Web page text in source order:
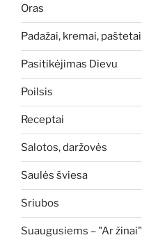
Oras
Padažai, kremai, paštetai
Pasitikėjimas Dievu
Poilsis
Receptai
Salotos, daržovės
Saulės šviesa
Sriubos
Suaugusiems – "Ar žinai"